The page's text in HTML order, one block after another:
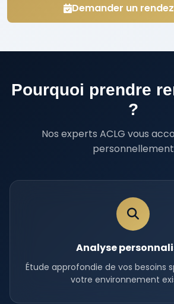
Demander un
Pourquoi prendre
?
Nos experts ACLG vous
personnellement
Analyse
Étude approfondie de vos besoins
votre environnement